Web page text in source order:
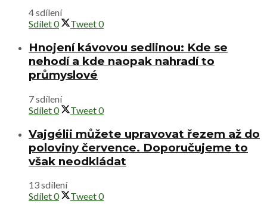
4 sdílení
Sdílet0 Tweet0
Hnojení kávovou sedlinou: Kde se
nehodí a kde naopak nahradí to
průmyslové
7 sdílení
Sdílet0 Tweet0
Vajgélii můžete upravovat řezem až do
poloviny července. Doporučujeme to
však neodkládat
13 sdílení
Sdílet0 Tweet0